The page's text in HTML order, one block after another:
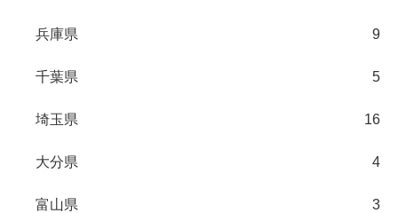
兵庫県 9
千葉県 5
埼玉県 16
大分県 4
富山県 3